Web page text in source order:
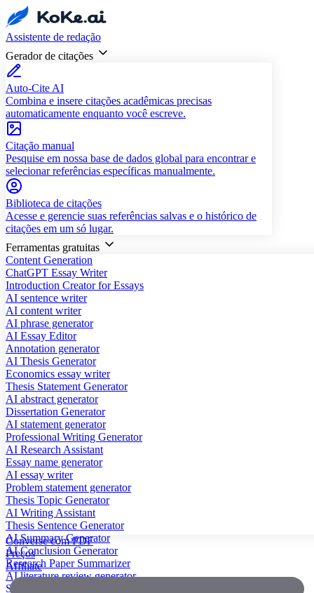
Assistente de redação
Gerador de citações
Auto-Cite AI
Combina e insere citações acadêmicas precisas
automaticamente enquanto você escreve.
Citação manual
Pesquise em nossa base de dados global para encontrar e
selecionar referências específicas manualmente.
Biblioteca de citações
Acesse e gerencie suas referências salvas e o histórico de
citações em um só lugar.
Ferramentas gratuitas
Content Generation
ChatGPT Essay Writer
Introduction Creator for Essays
AI sentence writer
AI content writer
AI phrase generator
AI Essay Editor
Annotation generator
AI Thesis Generator
Economics essay writer
Thesis Statement Generator
AI abstract generator
Dissertation Generator
AI statement generator
Professional Writing Generator
AI Research Assistant
Essay name generator
AI essay writer
Problem statement generator
Thesis Topic Generator
AI Writing Assistant
Thesis Sentence Generator
AI Summary Generator
AI Conclusion Generator
Research Paper Summarizer
AI literature review generator
Scientific Paper Summarizer
Converse com PDF
Preços
Affiliate